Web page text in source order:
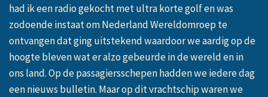
had ik een radio gekocht met ultra korte golf en was
zodoende instaat om Nederland Wereldomroep te
ontvangen dat ging uitstekend waardoor we aardig op de
hoogte bleven wat er alzo gebeurde in de wereld en in
ons land. Op de passagiersschepen hadden we iedere dag
een nieuws bulletin. Maar op dit vrachtschip waren we